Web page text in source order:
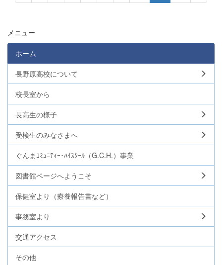
メニュー
ホーム
長野原高校について
校長室から
長高生の様子
受検生のみなさまへ
ぐんまｺﾐｭﾆﾃｨｰ･ﾊｲｽｸｰﾙ（G.C.H.）事業
図書館ページへようこそ
保健室より（療養報告書など）
事務室より
交通アクセス
その他